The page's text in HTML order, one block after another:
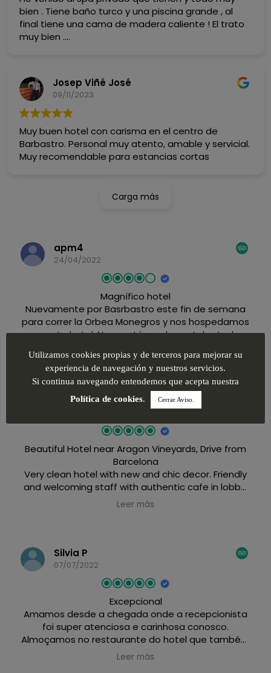
bien . Tiene baño turco y una piscina grande , al
final tiene una cama de madera caliente ! El trato
muy bien .
Josep Viñé José
09/11/2023
Muy buen hotel con carisma en el centro de
Barbastro. Personal muy atento, amable y servicial.
Muy recomendable para estancias cortas
Carga más
apm4
24/04/2022
Magnífico hotel
Nuevamente por Basrbastro este fin de semana
para correr la Orbea Monegros y nos hospedamos
en este hotel. Nos gustó mucho, estaba todo
cómoda. El único pero es que la habitación (no así
el baño) me pareció un poco pequeña. Comentar
también que cenamos en el restaurante del hotel
y también nos gustó mucho.
Leer más
Veronica B
Beautiful Hotel near Aragon Vineyards, Drive from
Barcelona
Very clean hotel with new and chic decor. Friendly
and welcoming staff with authentic cafe in lobby.
Cafe offers outdoor seating for leisurely
Sommos, Bodegas Lalanne and Vina del Vero.
Leer más
Silvia P
07/07/2022
Excepcional
Amamos desde a chegada onde a recepcionista
foi super atenciosa e carinhosa conosco.
Almoçamos no restaurante do hotel que também
foi bom. O café da manhã tem bastante
Leer más
Utilizamos cookies propias y de terceros para mejorar su
experiencia de navegación y nuestros servicios.
Si continua navegando entendemos que acepta nuestra
Política de cookies. Cerrar Aviso.